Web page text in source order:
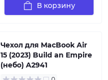
В корзину
Чехол для MacBook Air
15 (2023) Build an Empire
(небо) A2941